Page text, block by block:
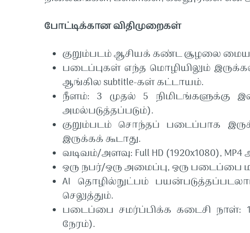
போட்டிக்கானவிதிமுறைகள்
குறும்படம்ஆசியக் கண்டசூழலை
படைப்புகள் எந்த மொழியிலும்
ஆங்கிலsubtitle-கள்கட்டாயம்.
நீளம்: 3 முதல் 5 நிமிடங்களுக்கு
அமல்படுத்தப்படும்).
குறும்படம் சொந்தப் படைப்பாக
இருக்கக் கூடாது.
வடிவம்/அளவு: Full HD (1920x1080), MP4
ஒரு நபர்/ஒருஅமைப்பு,ஒரு படைப்பை
AI தொழில்நுட்பம்
செலுத்தும்.
படைப்பை சமர்ப்பிக்க கடைசி நாள்:
நேரம்).